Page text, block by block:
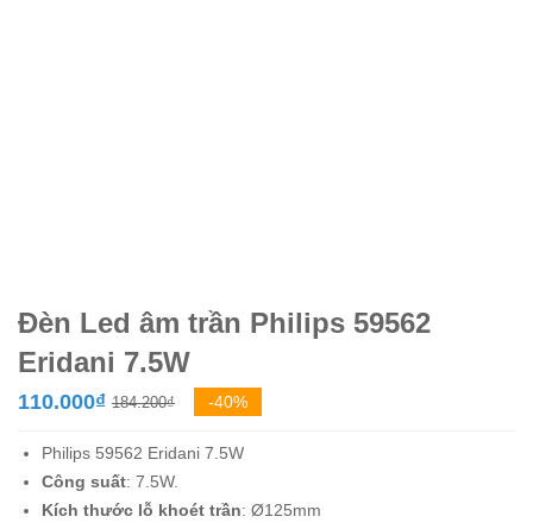
Đèn Led âm trần Philips 59562
Eridani 7.5W
184.200₫Giá
là:
184.200₫.
110.000₫
Giá
tại
là:
110.000₫.
-40%
Philips 59562 Eridani 7.5W
Công suất: 7.5W.
Kích thước lỗ khoét trần: Ø125mm